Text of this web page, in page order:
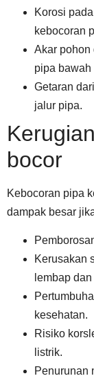
Korosi
kebocoran
Akar pohon
pipa bawah
Getaran
jalur pipa.
bocor
Kebocoran pipa
dampak besar
Kerusakan
lembap
kesehatan.
Risiko
listrik.
Penurunan